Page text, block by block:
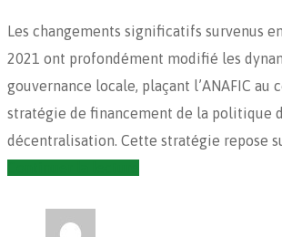
Les changements significatifs survenus
2021 ont profondément modifié les
gouvernance locale, plaçant l’ANAFIC au
stratégie de financement de la politique
décentralisation. Cette stratégie repose